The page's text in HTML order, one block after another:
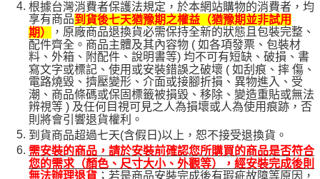
根據台灣消費者保護法規定，於本網站購物的消費者，均
享有商品到貨後七天猶豫期之權益（猶豫期並非試用
期）
，原廠商品退換貨必需保持全新的狀態且包裝完整、
配件齊全。商品主體及其內容物 ( 如各項發票、包裝材
料、外箱、附配件、說明書等) 均不可有短缺、破損、書
寫文字或標記、使用或安裝錯誤之破壞 ( 如刮痕、摔 傷、
電路燒毀、擠壓變形、介面或接腳折損、異物進入、受
潮、商品條碼或保固標籤被損毀、移除、變造重貼或無法
辨視等 ) 及任何目視可見之人為損壞或人為使用痕跡，否
則將會引響退貨權利。
到貨商品超過七天(含假日)以上，恕不接受退換貨。
需安裝的商品，請於安裝前確認您所購買的商品是否符合
您的需求（顏色、尺寸大小、外觀等），經安裝完成後則
無法辦理退貨 ；若是商品安裝完成後有瑕疵故障等原因，